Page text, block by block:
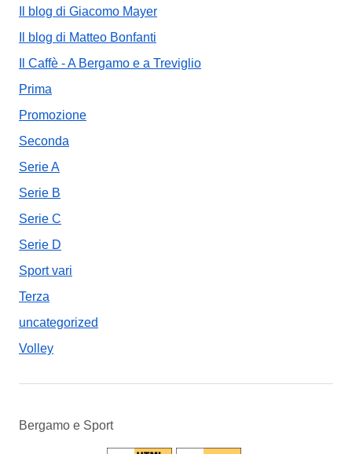
Il blog di Giacomo Mayer
Il blog di Matteo Bonfanti
Il Caffè - A Bergamo e a Treviglio
Prima
Promozione
Seconda
Serie A
Serie B
Serie C
Serie D
Sport vari
Terza
uncategorized
Volley
Bergamo e Sport